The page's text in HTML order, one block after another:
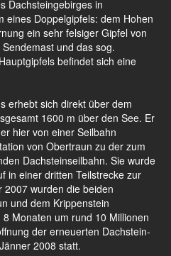
Dachsteingebirges in
eines Doppelgipfels: dem Hohen
ein sehr felsiger Gipfel von
und das sog.
befindet sich eine
erhebt sich direkt über dem
1600 m über den See. Er
hier von einer Seilbahn
von Obertraun zu der zum
Dachsteinseilbahn. Sie wurde
in einer dritten Teilstrecke zur
wurden die beiden
und dem Krippenstein
Monaten um rund 10 Millionen
der erneuerten Dachstein-
2008 statt.